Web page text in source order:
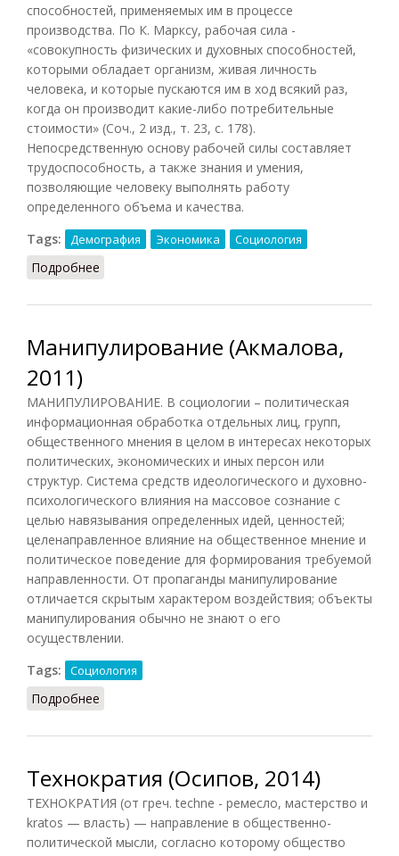
способностей, применяемых им в процессе
производства. По К. Марксу, рабочая сила -
«совокупность физических и духовных способностей,
которыми обладает организм, живая личность
человека, и которые пускаются им в ход всякий раз,
когда он производит какие-либо потребительные
стоимости» (Соч., 2 изд., т. 23, с. 178).
Непосредственную основу рабочей силы составляет
трудоспособность, а также знания и умения,
позволяющие человеку выполнять работу
определенного объема и качества.
Tags:
Демография Экономика Социология
Подробнее
Манипулирование (Акмалова,
2011)
МАНИПУЛИРОВАНИЕ. В социологии – политическая
информационная обработка отдельных лиц, групп,
общественного мнения в целом в интересах некоторых
политических, экономических и иных персон или
структур. Система средств идеологического и духовно-
психологического влияния на массовое сознание с
целью навязывания определенных идей, ценностей;
целенаправленное влияние на общественное мнение и
политическое поведение для формирования требуемой
направленности. От пропаганды манипулирование
отличается скрытым характером воздействия; объекты
манипулирования обычно не знают о его
осуществлении.
Tags:
Социология
Подробнее
Технократия (Осипов, 2014)
ТЕХНОКРАТИЯ (от греч. techne - ремесло, мастерство и
kratos — власть) — направление в общественно-
политической мысли, согласно которому общество